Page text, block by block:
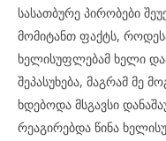
სასათბურე პირობები
მომიტანთ ფაქტს,
ხელისუფლებამ ხელი
შეპასუხება, მაგრამ მე
ხდებოდა მსგავსი
რეაგირებდა წინა